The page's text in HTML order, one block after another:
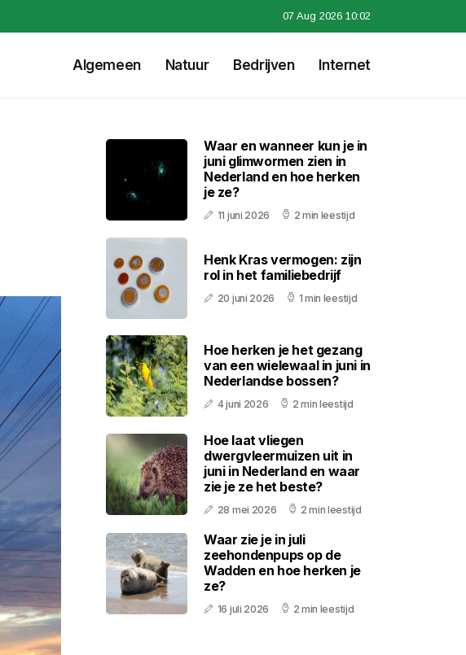
07 Aug 2026 10:02
Algemeen Natuur Bedrijven Internet
Waar en wanneer kun je in
juni glimwormen zien in
Nederland en hoe herken
je ze?
11 juni 2026 2 min leestijd
Henk Kras vermogen: zijn
rol in het familiebedrijf
20 juni 2026 1 min leestijd
Hoe herken je het gezang
van een wielewaal in juni in
Nederlandse bossen?
4 juni 2026 2 min leestijd
Hoe laat vliegen
dwergvleermuizen uit in
juni in Nederland en waar
zie je ze het beste?
28 mei 2026 2 min leestijd
Waar zie je in juli
zeehondenpups op de
Wadden en hoe herken je
ze?
16 juli 2026 2 min leestijd